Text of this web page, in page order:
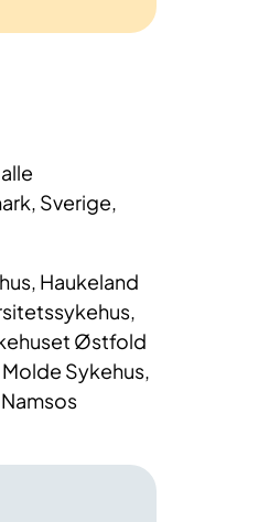
Sverige,
Haukeland
Østfold
Sykehus,